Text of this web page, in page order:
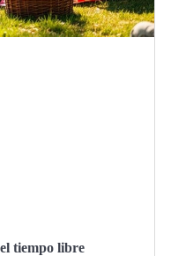
tiempo libre